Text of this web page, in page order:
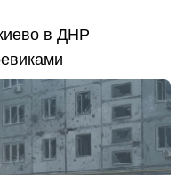
в ДНР